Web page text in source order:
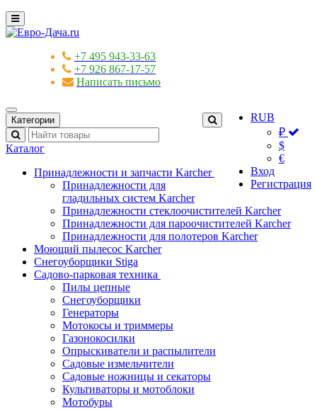
+7 495 943-33-63
+7 926 867-17-57
Написать письмо
RUB
₽
$
€
Вход
Регистрация
Категории
Каталог
Принадлежности и запчасти Karcher
Принадлежности для
гладильных систем Karcher
Принадлежности стеклоочистителей Karcher
Принадлежности для пароочистителей Karcher
Принадлежности для полотеров Karcher
Моющий пылесос Karcher
Снегоуборщики Stiga
Садово-парковая техника
Пилы цепные
Снегоуборщики
Генераторы
Мотокосы и триммеры
Газонокосилки
Опрыскиватели и распылители
Садовые измельчители
Садовые ножницы и секаторы
Культиваторы и мотоблоки
Мотобуры